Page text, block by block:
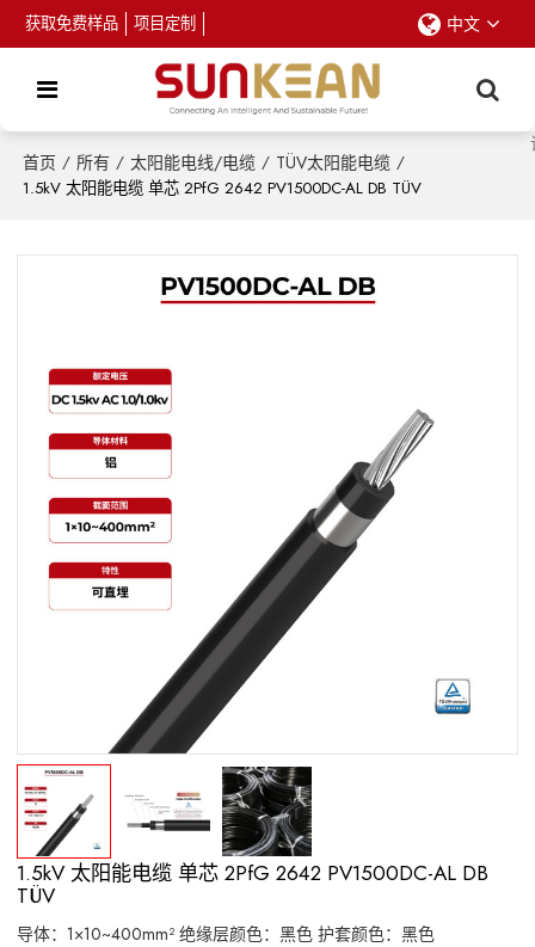
获取免费样品 项目定制 中文
首页 / 所有 / 太阳能电线/电缆 / TÜV太阳能电缆 /
1.5kV 太阳能电缆 单芯 2PfG 2642 PV1500DC-AL DB TÜV
1.5kV 太阳能电缆 单芯 2PfG 2642 PV1500DC-AL DB
TÜV
导体：1×10~400mm² 绝缘层颜色：黑色 护套颜色：黑色